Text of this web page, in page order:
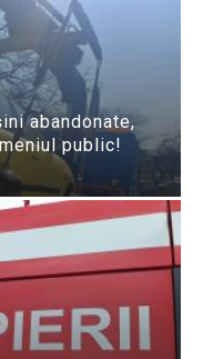
abandonate,
public!